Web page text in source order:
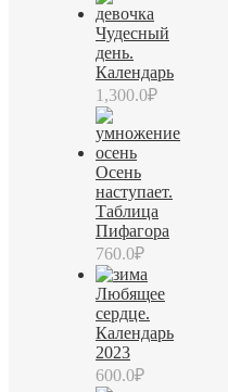
Чудесный
день.
Календарь
1,300.0₽
Осень
наступает.
Таблица
Пифагора
760.0₽
Любящее
сердце.
Календарь
2023
600.0₽